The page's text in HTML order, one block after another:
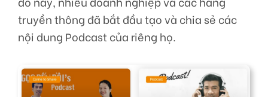
truyền thông đã bắt đầu tạo và chia sẻ các
nội dung Podcast của riêng họ.